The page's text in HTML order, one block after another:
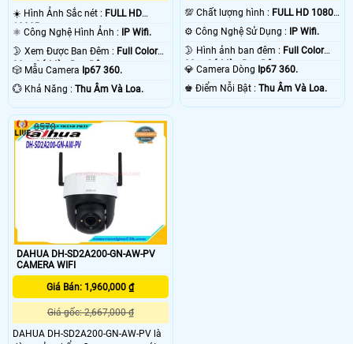
☀️ Hình Ảnh Sắc nét : FULL HD
1080P .
⚛️ Công Nghệ Hình Ảnh :
IP Wifi.
🌛 Xem Được Ban Đêm : Full Color
30m Có Màu Ban Ðêm.
🎲 Mẫu Camera Ip67 360.
️💮 Khả Năng : Thu Âm Và Loa.
💯 Chất lượng hình : FULL HD 1080P
.
⚙ Công Nghệ Sử Dụng :
IP Wifi.
🌛 Hình ảnh ban đêm : Full Color
20m Có Màu Ban Ðêm.
💎 Camera Dòng Ip67 360.
️♚ Điểm Nỗi Bật :Thu Âm Và Loa.
DAHUA DH-SD2A200-GN-AW-PV
CAMERA WIFI
Giá Bán: 1,960,000 ₫
Giá gốc: 2,667,000 ₫
DAHUA DH-SD2A200-GN-AW-PV là
8578